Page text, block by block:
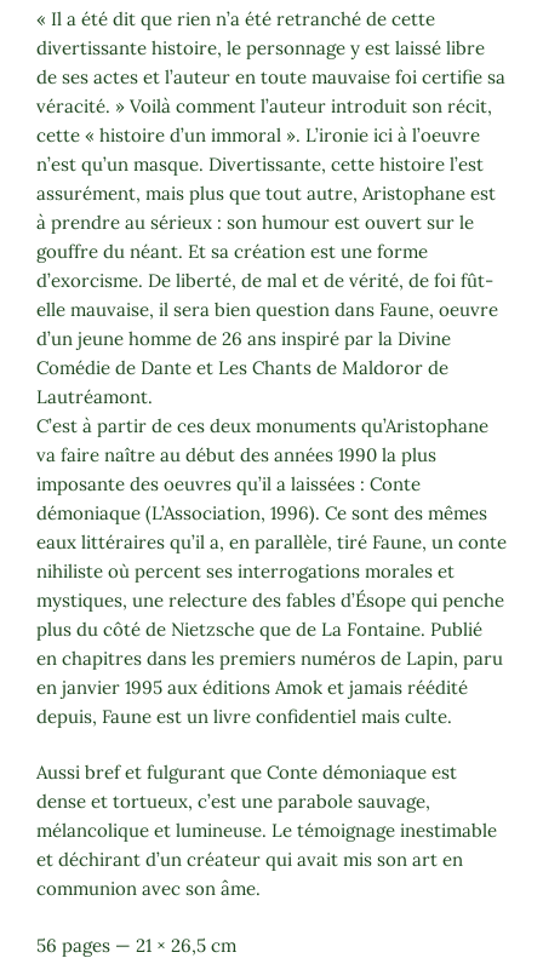
« Il a été dit que rien n’a été retranché de cette
divertissante histoire, le personnage y est laissé libre
de ses actes et l’auteur en toute mauvaise foi certifie sa
véracité. » Voilà comment l’auteur introduit son récit,
cette « histoire d’un immoral ». L’ironie ici à l’oeuvre
n’est qu’un masque. Divertissante, cette histoire l’est
assurément, mais plus que tout autre, Aristophane est
à prendre au sérieux : son humour est ouvert sur le
gouffre du néant. Et sa création est une forme
d’exorcisme. De liberté, de mal et de vérité, de foi fût-
elle mauvaise, il sera bien question dans Faune, oeuvre
d’un jeune homme de 26 ans inspiré par la Divine
Comédie de Dante et Les Chants de Maldoror de
Lautréamont.
C’est à partir de ces deux monuments qu’Aristophane
va faire naître au début des années 1990 la plus
imposante des oeuvres qu’il a laissées : Conte
démoniaque (L’Association, 1996). Ce sont des mêmes
eaux littéraires qu’il a, en parallèle, tiré Faune, un conte
nihiliste où percent ses interrogations morales et
mystiques, une relecture des fables d’Ésope qui penche
plus du côté de Nietzsche que de La Fontaine. Publié
en chapitres dans les premiers numéros de Lapin, paru
en janvier 1995 aux éditions Amok et jamais réédité
depuis, Faune est un livre confidentiel mais culte.
Aussi bref et fulgurant que Conte démoniaque est
dense et tortueux, c’est une parabole sauvage,
mélancolique et lumineuse. Le témoignage inestimable
et déchirant d’un créateur qui avait mis son art en
communion avec son âme.
56 pages — 21 × 26,5 cm